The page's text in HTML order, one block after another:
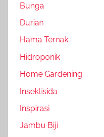
Bunga
Durian
Hama Ternak
Hidroponik
Home Gardening
Insektisida
Inspirasi
Jambu Biji